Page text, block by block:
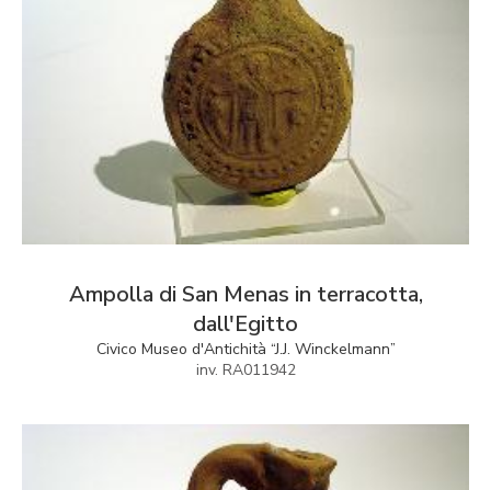
Ampolla di San Menas in terracotta,
dall'Egitto
Civico Museo d'Antichità “J.J. Winckelmann”
inv. RA011942